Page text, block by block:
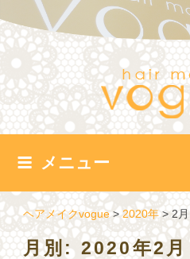
ン
テ
ツ
へ
ス
キ
メニュー
ヘアメイクvogue>2020年>2月
月別: 2020年2月